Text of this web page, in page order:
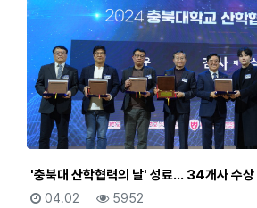
'충북대 산학협력의 날' 성료… 34개사 수상
등록일
04.02 조회
5952